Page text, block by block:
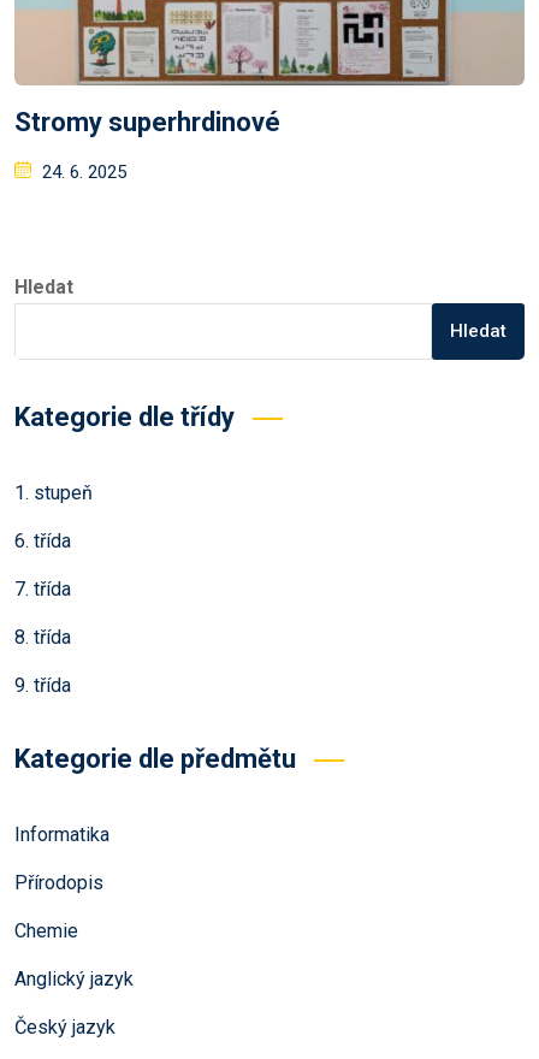
Stromy superhrdinové
Posted
24. 6. 2025
Hledat
Hledat
Kategorie dle třídy
1. stupeň
6. třída
7. třída
8. třída
9. třída
Kategorie dle předmětu
Informatika
Přírodopis
Chemie
Anglický jazyk
Český jazyk